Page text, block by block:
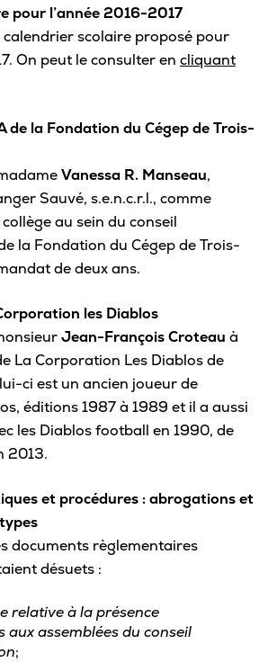
pour l’année 2016-2017
calendrier scolaire proposé pour
On peut le consulter en cliquant
de la Fondation du Cégep de Trois-
Vanessa R. Manseau,
Sauvé, s.e.n.c.r.l., comme
au sein du conseil
la Fondation du Cégep de Trois-
de deux ans.
les Diablos
Jean-François Croteau à
La Corporation Les Diablos de
ci est un ancien joueur de
éditions 1987 à 1989 et il a aussi
les Diablos football en 1990, de
2013.
et procédures : abrogations et
documents règlementaires
désuets :
relative à la présence
aux assemblées du conseil
;